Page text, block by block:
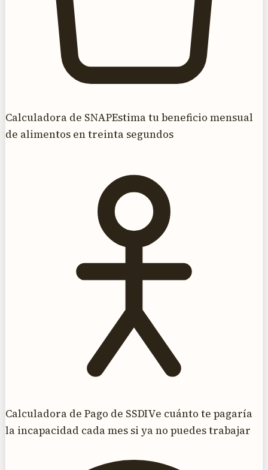
Calculadora de SNAPEstima tu beneficio mensual
de alimentos en treinta segundos
Calculadora de Pago de SSDIVe cuánto te pagaría
la incapacidad cada mes si ya no puedes trabajar